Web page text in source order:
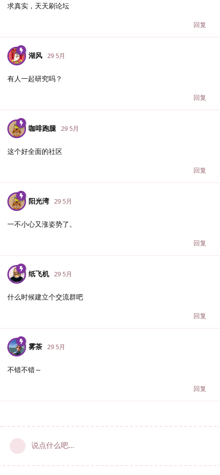
求真实，天天刷论坛
回复
湖风 29 5月
有人一起研究吗？
回复
咖啡跑腿 29 5月
这个好全面的社区
回复
阳光湾 29 5月
一不小心又涨姿势了。
回复
纸飞机 29 5月
什么时候建立个交流群吧
回复
雾茶 29 5月
不错不错～
回复
说点什么吧...